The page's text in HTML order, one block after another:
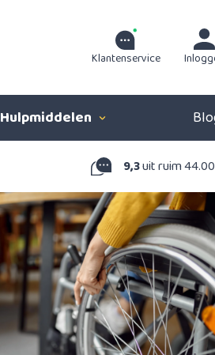
Klantenservice
Hulpmiddelen
9,3uit ruim